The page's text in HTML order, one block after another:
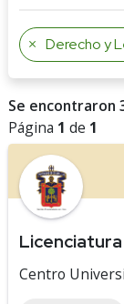
Derecho y
Se encontraron
Página 1 de 1
Centro